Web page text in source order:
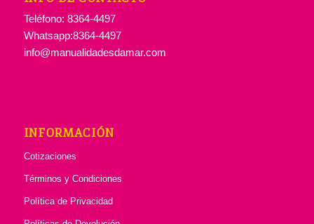
Teléfono: 8364-4497
Whatsapp:8364-4497
info@manualidadesdamar.com
INFORMACIÓN
Cotizaciones
Términos y Condiciones
Política de Privacidad